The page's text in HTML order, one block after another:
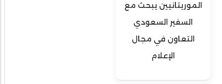
الموريتانيين يبحث مع
السفير السعودي
التعاون في مجال
الإعلام